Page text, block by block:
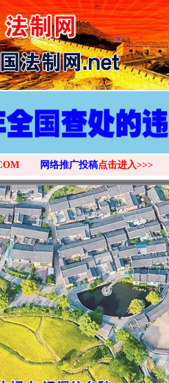
>
网络推广投稿点击进入>>>